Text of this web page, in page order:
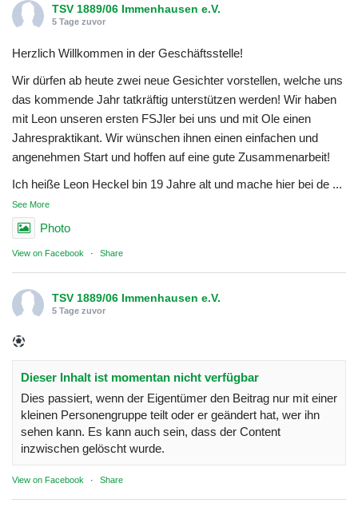
TSV 1889/06 Immenhausen e.V.
5 Tage zuvor
Herzlich Willkommen in der Geschäftsstelle!
Wir dürfen ab heute zwei neue Gesichter vorstellen, welche uns
das kommende Jahr tatkräftig unterstützen werden! Wir haben
mit Leon unseren ersten FSJler bei uns und mit Ole einen
Jahrespraktikant. Wir wünschen ihnen einen einfachen und
angenehmen Start und hoffen auf eine gute Zusammenarbeit!
Ich heiße Leon Heckel bin 19 Jahre alt und mache hier bei de ...
See More
Photo
View on Facebook · Share
TSV 1889/06 Immenhausen e.V.
5 Tage zuvor
Dieser Inhalt ist momentan nicht verfügbar
Dies passiert, wenn der Eigentümer den Beitrag nur mit einer
kleinen Personengruppe teilt oder er geändert hat, wer ihn
sehen kann. Es kann auch sein, dass der Content
inzwischen gelöscht wurde.
View on Facebook · Share